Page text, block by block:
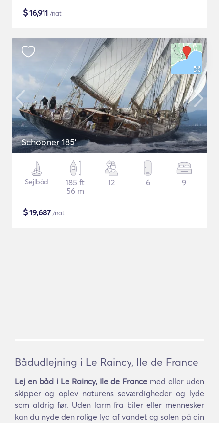
$16,911 /nat
Schooner 185'
Sejlbåd
185 ft
56 m
12 6 9
$19,687 /nat
Bådudlejning i Le Raincy, Ile de France
Lej en båd i Le Raincy, Ile de France med eller uden
skipper og oplev naturens seværdigheder og lyde
som aldrig før. Uden larm fra biler eller mennesker
kan du nyde den rolige lyd af vandet og solen på din